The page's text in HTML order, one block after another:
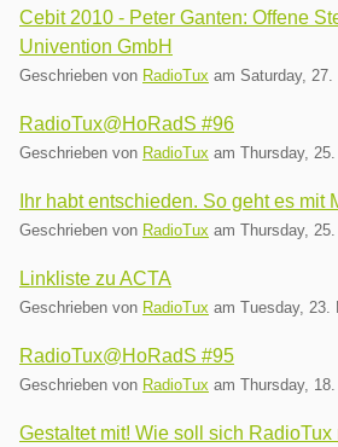
Cebit 2010 - Peter Ganten: Offene
Univention GmbH
Geschrieben von RadioTux am Saturday, 27.
RadioTux@HoRadS #96
Geschrieben von RadioTux am Thursday,
Ihr habt entschieden. So geht es mit
Geschrieben von RadioTux am Thursday,
Linkliste zu ACTA
Geschrieben von RadioTux am Tuesday, 23.
RadioTux@HoRadS #95
Geschrieben von RadioTux am Thursday,
Gestaltet mit! Wie soll sich RadioTux